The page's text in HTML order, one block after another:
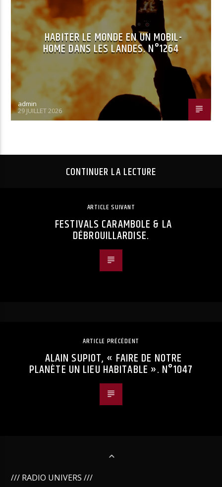
HABITER LE MONDE EN UN MOBIL-
HOME DANS LES LANDES. N°1264
admin
29 JUILLET 2026
CONTINUER LA LECTURE
ARTICLE SUIVANT
FESTIVALS CARAMBOLE & LA
DÉBROUILLARDISE.
ARTICLE PRÉCÉDENT
ALAIN SUPIOT, « FAIRE DE NOTRE
PLANÈTE UN LIEU HABITABLE ». N°1047
/// RADIO UNIVERS ///